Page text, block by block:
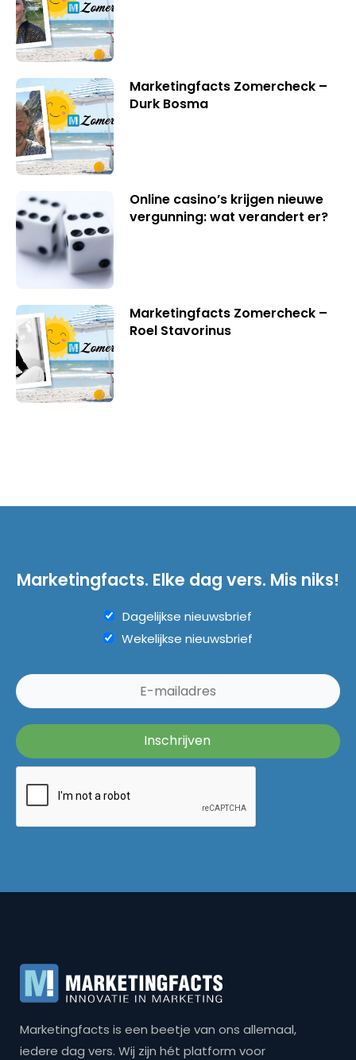
Marketingfacts Zomercheck –
Durk Bosma
Online casino’s krijgen nieuwe
vergunning: wat verandert er?
Marketingfacts Zomercheck –
Roel Stavorinus
Marketingfacts. Elke dag vers. Mis niks!
Dagelijkse nieuwsbrief
Wekelijkse nieuwsbrief
Marketingfacts is een beetje van ons allemaal,
iedere dag vers. Wij zijn hét platform voor